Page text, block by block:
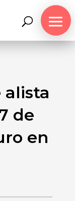
alista
de
en